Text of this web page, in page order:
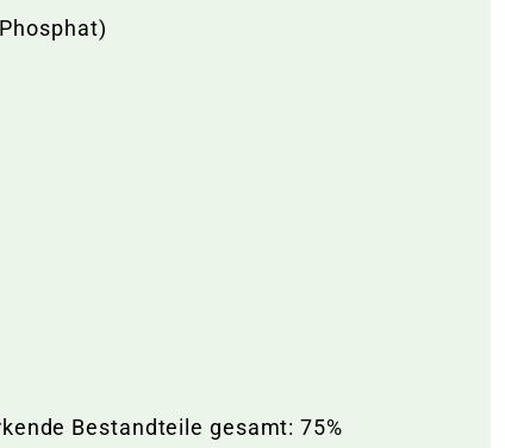
Bestandteile gesamt: 75%